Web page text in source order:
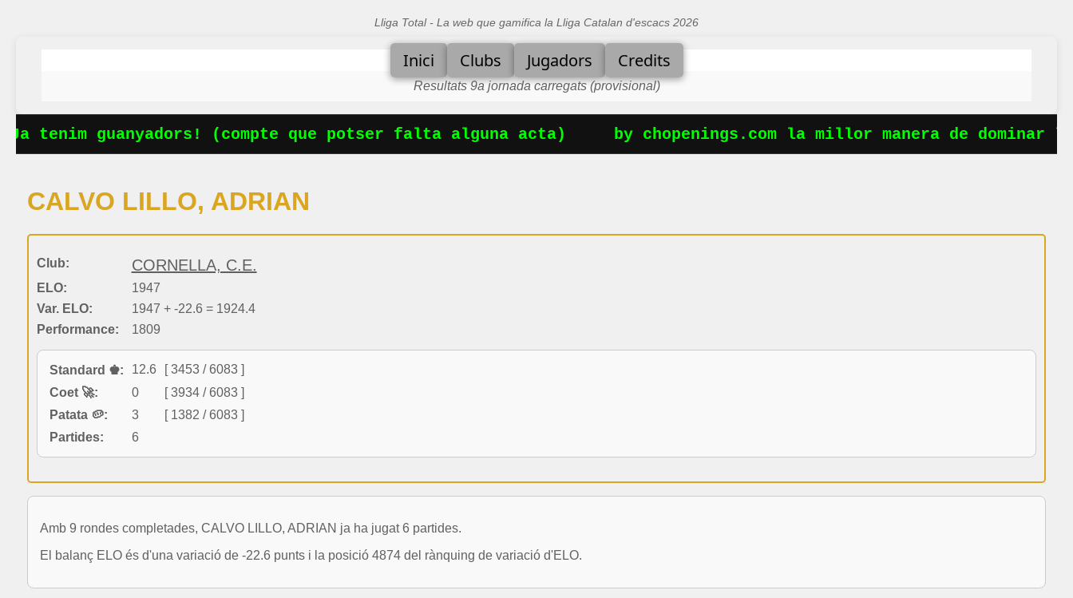
Lliga Total - La web que gamifica la Lliga Catalan d'escacs 2026
Inici Clubs Jugadors Credits
Resultats 9a jornada carregats (provisional)
tenim guanyadors! (compte que potser falta alguna acta) by chopenings.com la millor manera de dominar
CALVO LILLO, ADRIAN
Club: CORNELLA, C.E.
ELO:
1947
Var. ELO:
1947 + -22.6 = 1924.4
Performance:
1809
Standard ♚: 12.6
[ 3453 / 6083 ]
Coet 🚀:
0
[ 3934 / 6083 ]
Patata 🥔:
3
[ 1382 / 6083 ]
Partides:
6
Amb 9 rondes completades, CALVO LILLO, ADRIAN ja ha jugat 6 partides.
El balanç ELO és d'una variació de -22.6 punts i la posició 4874 del rànquing de variació d'ELO.